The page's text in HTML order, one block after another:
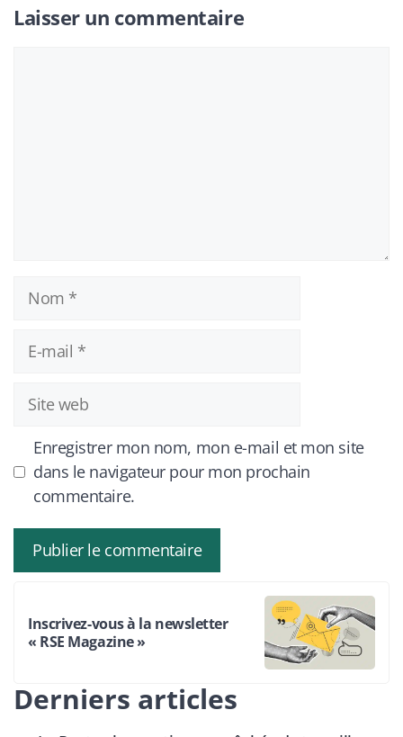
Laisser un commentaire
Nom
mail
Site
web
Enregistrer mon nom, mon e-mail et mon site
dans le navigateur pour mon prochain
commentaire.
Inscrivez-vous à la newsletter
« RSE Magazine »
Derniers articles